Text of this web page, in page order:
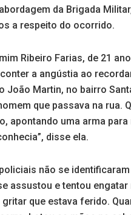
da Brigada
a respeito do ocorrido.
Ribeiro Farias, de 21
a angústia ao
João Martin, no bairro
que passava na rua.
apontando uma arma
disse ela.
não se
assustou e tentou
que estava ferido.